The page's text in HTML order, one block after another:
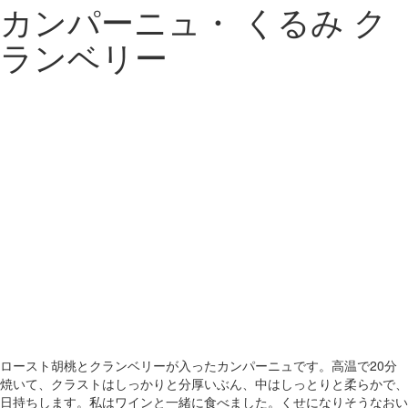
カンパーニュ・ くるみ ク
ランベリー
ロースト胡桃とクランベリーが入ったカンパーニュです。高温で20分
焼いて、クラストはしっかりと分厚いぶん、中はしっとりと柔らかで、
日持ちします。私はワインと一緒に食べました。くせになりそうなおい